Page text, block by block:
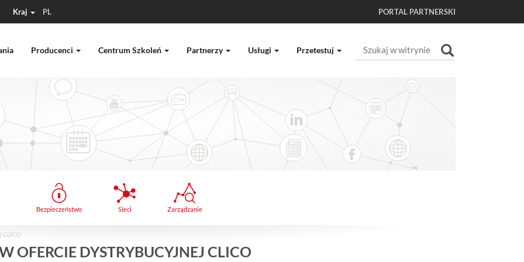
Kraj PL PORTAL PARTNERSKI
Producenci Centrum Szkoleń Partnerzy Usługi Przetestuj
Szukaj
Bezpieczeństwo Sieci Zarządzanie
CLICO
OFERCIE DYSTRYBUCYJNEJ CLICO